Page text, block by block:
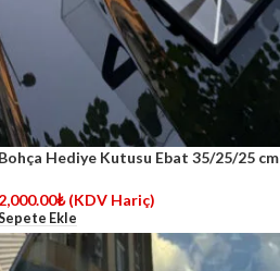
Bohça Hediye Kutusu Ebat 35/25/25 cm
2,000.00₺ (KDV Hariç)
Ekle